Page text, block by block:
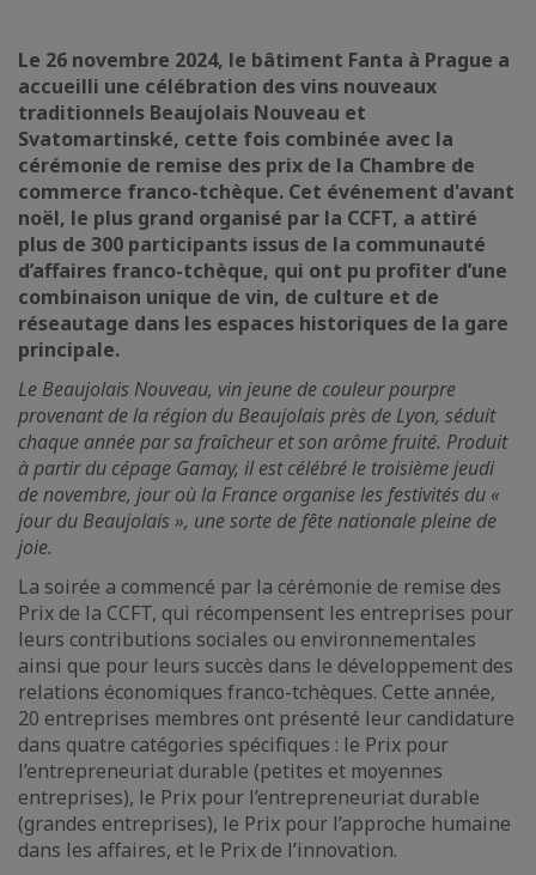
Le 26 novembre 2024, le bâtiment Fanta à Prague a
accueilli une célébration des vins nouveaux
traditionnels Beaujolais Nouveau et
Svatomartinské, cette fois combinée avec la
cérémonie de remise des prix de la Chambre de
commerce franco-tchèque. Cet événement d'avant
noël, le plus grand organisé par la CCFT, a attiré
plus de 300 participants issus de la communauté
d’affaires franco-tchèque, qui ont pu profiter d’une
combinaison unique de vin, de culture et de
réseautage dans les espaces historiques de la gare
principale.
Le Beaujolais Nouveau, vin jeune de couleur pourpre
provenant de la région du Beaujolais près de Lyon, séduit
chaque année par sa fraîcheur et son arôme fruité. Produit
à partir du cépage Gamay, il est célébré le troisième jeudi
de novembre, jour où la France organise les festivités du «
jour du Beaujolais », une sorte de fête nationale pleine de
joie.
La soirée a commencé par la cérémonie de remise des
Prix de la CCFT, qui récompensent les entreprises pour
leurs contributions sociales ou environnementales
ainsi que pour leurs succès dans le développement des
relations économiques franco-tchèques. Cette année,
20 entreprises membres ont présenté leur candidature
dans quatre catégories spécifiques : le Prix pour
l’entrepreneuriat durable (petites et moyennes
entreprises), le Prix pour l’entrepreneuriat durable
(grandes entreprises), le Prix pour l’approche humaine
dans les affaires, et le Prix de l’innovation.